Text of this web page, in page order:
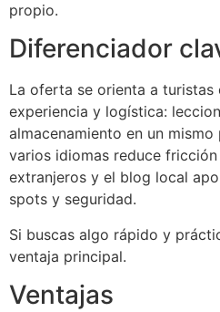
propio.
Diferenciador
La oferta se orienta a turistas
experiencia y logística:
almacenamiento en un
varios idiomas reduce
extranjeros y el blog local
spots y seguridad.
Si buscas algo rápido y
ventaja principal.
Ventajas